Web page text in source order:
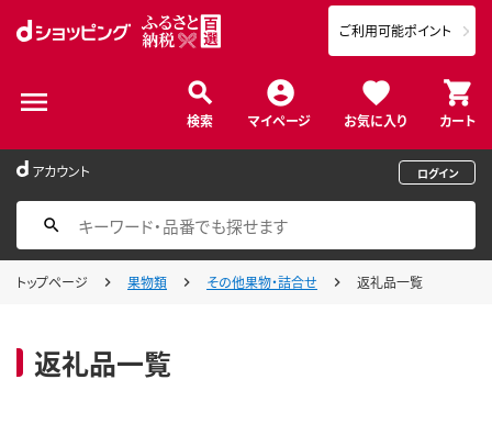
検索 マイページ お気に入り カート
ご利用可能ポイント
アカウント ログイン
トップページ 果物類 その他果物・詰合せ 返礼品一覧
返礼品一覧